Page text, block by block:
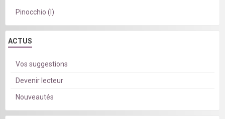
Pinocchio (I)
ACTUS
Vos suggestions
Devenir lecteur
Nouveautés